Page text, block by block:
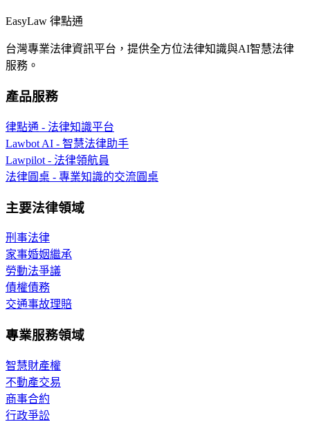
EasyLaw 律點通
台灣專業法律資訊平台，提供全方位法律知識與AI智慧法律
服務。
產品服務
律點通 - 法律知識平台
Lawbot AI - 智慧法律助手
Lawpilot - 法律領航員
法律圓桌 - 專業知識的交流圓桌
主要法律領域
刑事法律
家事婚姻繼承
勞動法爭議
債權債務
交通事故理賠
專業服務領域
智慧財產權
不動產交易
商事合約
行政爭訟